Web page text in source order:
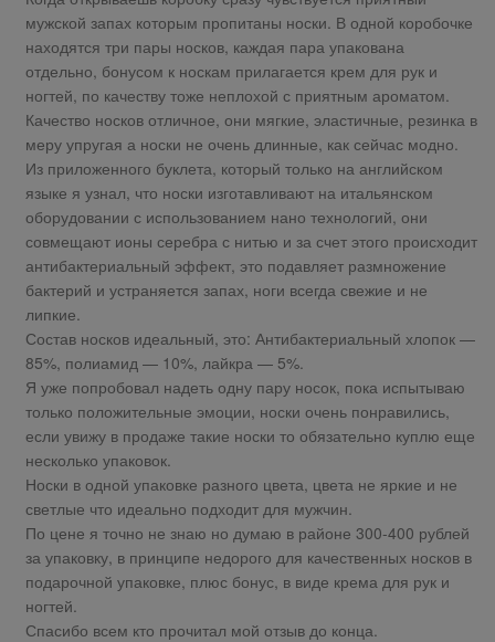
мужской запах которым пропитаны носки. В одной коробочке
находятся три пары носков, каждая пара упакована
отдельно, бонусом к носкам прилагается крем для рук и
ногтей, по качеству тоже неплохой с приятным ароматом.
Качество носков отличное, они мягкие, эластичные, резинка в
меру упругая а носки не очень длинные, как сейчас модно.
Из приложенного буклета, который только на английском
языке я узнал, что носки изготавливают на итальянском
оборудовании с использованием нано технологий, они
совмещают ионы серебра с нитью и за счет этого происходит
антибактериальный эффект, это подавляет размножение
бактерий и устраняется запах, ноги всегда свежие и не
липкие.
Состав носков идеальный, это: Антибактериальный хлопок —
85%, полиамид — 10%, лайкра — 5%.
Я уже попробовал надеть одну пару носок, пока испытываю
только положительные эмоции, носки очень понравились,
если увижу в продаже такие носки то обязательно куплю еще
несколько упаковок.
Носки в одной упаковке разного цвета, цвета не яркие и не
светлые что идеально подходит для мужчин.
По цене я точно не знаю но думаю в районе 300-400 рублей
за упаковку, в принципе недорого для качественных носков в
подарочной упаковке, плюс бонус, в виде крема для рук и
ногтей.
Спасибо всем кто прочитал мой отзыв до конца.